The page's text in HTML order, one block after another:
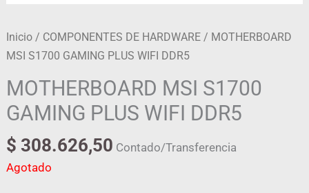
Inicio / COMPONENTES DE HARDWARE / MOTHERBOARD
MSI S1700 GAMING PLUS WIFI DDR5
MOTHERBOARD MSI S1700
GAMING PLUS WIFI DDR5
$ 308.626,50 Contado/Transferencia
Agotado